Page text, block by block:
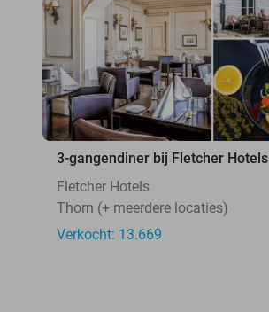
3-gangendiner bij Fletcher Hotels
Fletcher Hotels
Thorn (+ meerdere locaties)
Verkocht: 13.669